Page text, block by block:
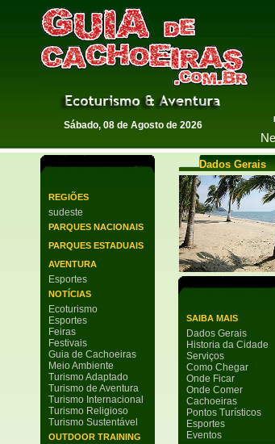
Guia de Cachoeiras
Sábado, 08 de Agosto de 2026
REGIÕES
sudeste
PARQUES NACIONAIS
PARQUES ESTADUAIS
AVENTURA
Esportes
NOTÍCIAS
Ecoturismo
Esportes
Feiras
Festivais
Guia de Cachoeiras
Meio Ambiente
Turismo Adaptado
Turismo de Aventura
Turismo Internacional
Turismo Religioso
Turismo Sustentável
OUTDOOR TRAINING
Dados Gerais
SAIBA MAIS
Dados Gerais
Historia da Cidade
Serviços
Como Chegar
Onde Ficar
Onde Comer
Cachoeiras
Pontos Turísticos
Esportes
Eventos